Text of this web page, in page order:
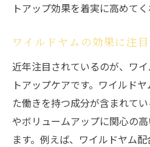
トアップ効果を着実に高めてく
ワイルドヤムの効果に注
近年注目されているのが、ワ
トアップケアです。ワイルド
た働きを持つ成分が含まれて
やボリュームアップに関心の
ます。例えば、ワイルドヤム